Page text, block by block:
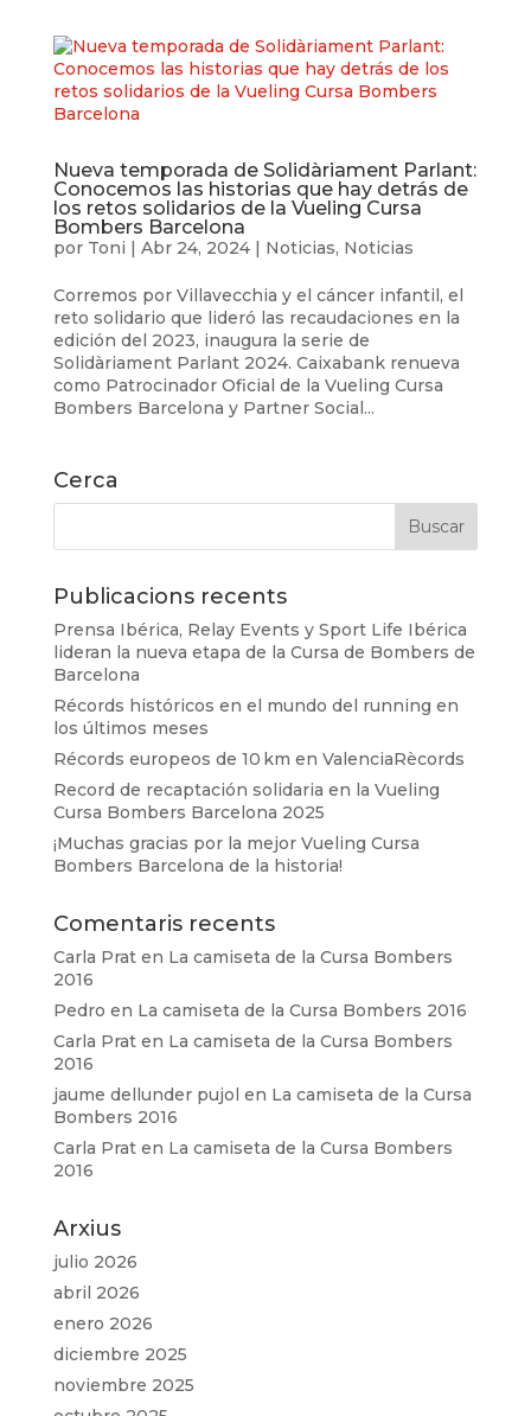
Nueva temporada de Solidàriament Parlant:
Conocemos las historias que hay detrás de
los retos solidarios de la Vueling Cursa
Bombers Barcelona
por Toni Abr 24, 2024| Noticias, Noticias
Corremos por Villavecchia y el cáncer infantil, el
reto solidario que lideró las recaudaciones en la
edición del 2023, inaugura la serie de
Solidàriament Parlant 2024. Caixabank renueva
como Patrocinador Oficial de la Vueling Cursa
Bombers Barcelona y Partner Social...
Cerca
Publicacions recents
Prensa Ibérica, Relay Events y Sport Life Ibérica
lideran la nueva etapa de la Cursa de Bombers de
Barcelona
Récords históricos en el mundo del running en
los últimos meses
Récords europeos de 10 km en ValenciaRècords
Record de recaptación solidaria en la Vueling
Cursa Bombers Barcelona 2025
¡Muchas gracias por la mejor Vueling Cursa
Bombers Barcelona de la historia!
Comentaris recents
Carla Praten La camiseta de la Cursa Bombers
2016
Pedro en La camiseta de la Cursa Bombers 2016
Carla Praten La camiseta de la Cursa Bombers
2016
jaume dellunder pujol en La camiseta de la Cursa
Bombers 2016
Carla Praten La camiseta de la Cursa Bombers
2016
Arxius
julio 2026
abril 2026
enero 2026
diciembre 2025
noviembre 2025